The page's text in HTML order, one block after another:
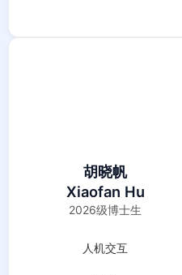
胡晓帆
Xiaofan Hu
2026级博士生
人机交互